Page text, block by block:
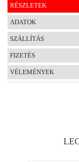
RÉSZLETEK
ADATOK
SZÁLLÍTÁS
FIZETÉS
VÉLEMÉNYEK